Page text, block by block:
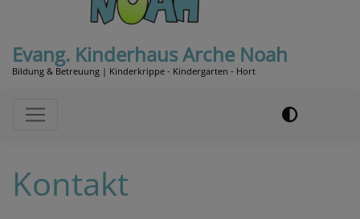
Evang. Kinderhaus Arche Noah
Bildung & Betreuung | Kinderkrippe - Kindergarten - Hort
Hauptnavigation
Kontakt